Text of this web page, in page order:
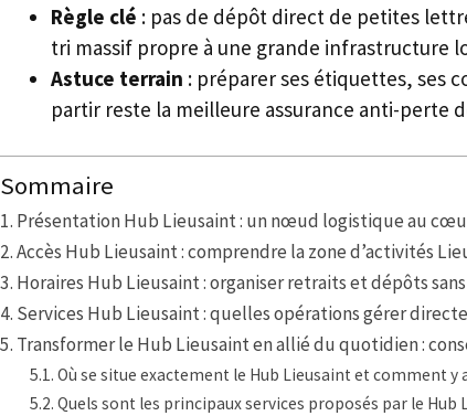
Règle clé : pas de dépôt direct de petites
tri massif propre à une grande infrastructure
Astuce terrain : préparer ses étiquettes, ses
partir reste la meilleure assurance anti-perte
Sommaire
Présentation Hub Lieusaint : un nœud logistique au
Accès Hub Lieusaint : comprendre la zone d’activités
Horaires Hub Lieusaint : organiser retraits et dépôts
Services Hub Lieusaint : quelles opérations gérer
Transformer le Hub Lieusaint en allié du quotidien :
Où se situe exactement le Hub Lieusaint et comment y
Quels sont les principaux services proposés par le Hub